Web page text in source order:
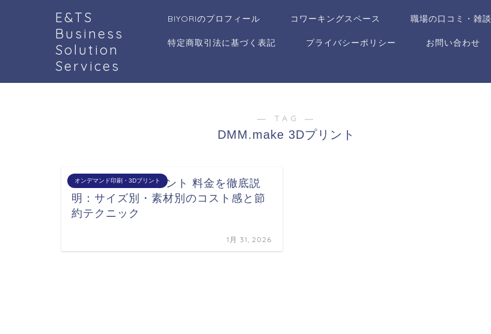
E&TS
Business
Solution
Services
BIYORIのプロフィール コワーキングスペース 職場の口コミ・雑談
特定商取引法に基づく表記 プライバシーポリシー お問い合わせ
― TAG ―
DMM.make 3Dプリント
オンデマンド印刷・3Dプリント
dmm.make3dプリント 料金を徹底説
明：サイズ別・素材別のコスト感と節
約テクニック
1月 31, 2026